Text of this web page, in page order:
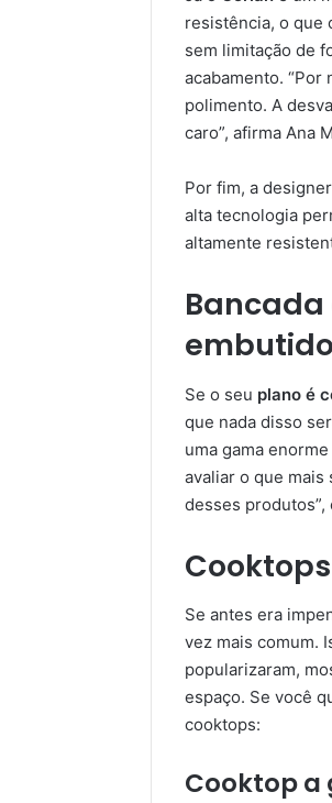
resistência, o que
sem limitação de
acabamento. “Por
polimento. A
caro”, afirma Ana
Por fim, a
alta tecnologia
altamente
Se o seu plano é
que nada disso
uma gama
avaliar o que mais
desses produtos”,
Se antes era
vez mais comum.
popularizaram,
espaço. Se você
cooktops:
Cooktop a